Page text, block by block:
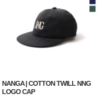
NANGA | COTTON TWILL NNG
LOGO CAP